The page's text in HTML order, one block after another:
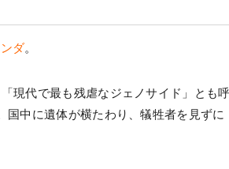
ダ。
現代で最も残虐なジェノサイド」とも呼
国中に遺体が横たわり、犠牲者を見ずに